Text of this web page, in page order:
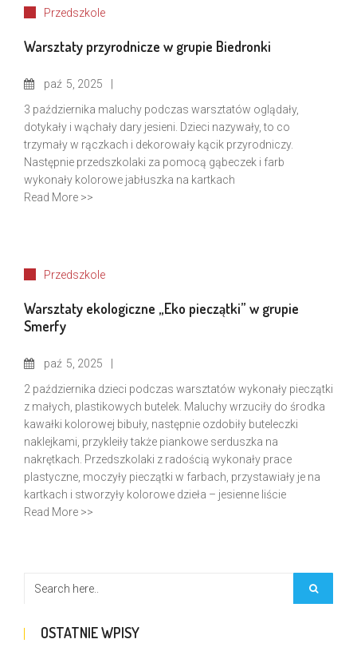
Przedszkole
Warsztaty przyrodnicze w grupie Biedronki
paź 5, 2025
3 października maluchy podczas warsztatów oglądały,
dotykały i wąchały dary jesieni. Dzieci nazywały, to co
trzymały w rączkach i dekorowały kącik przyrodniczy.
Następnie przedszkolaki za pomocą gąbeczek i farb
wykonały kolorowe jabłuszka na kartkach
Read More >>
Przedszkole
Warsztaty ekologiczne „Eko pieczątki” w grupie
Smerfy
paź 5, 2025
2 października dzieci podczas warsztatów wykonały pieczątki
z małych, plastikowych butelek. Maluchy wrzuciły do środka
kawałki kolorowej bibuły, następnie ozdobiły buteleczki
naklejkami, przykleiły także piankowe serduszka na
nakrętkach. Przedszkolaki z radością wykonały prace
plastyczne, moczyły pieczątki w farbach, przystawiały je na
kartkach i stworzyły kolorowe dzieła – jesienne liście
Read More >>
OSTATNIE WPISY